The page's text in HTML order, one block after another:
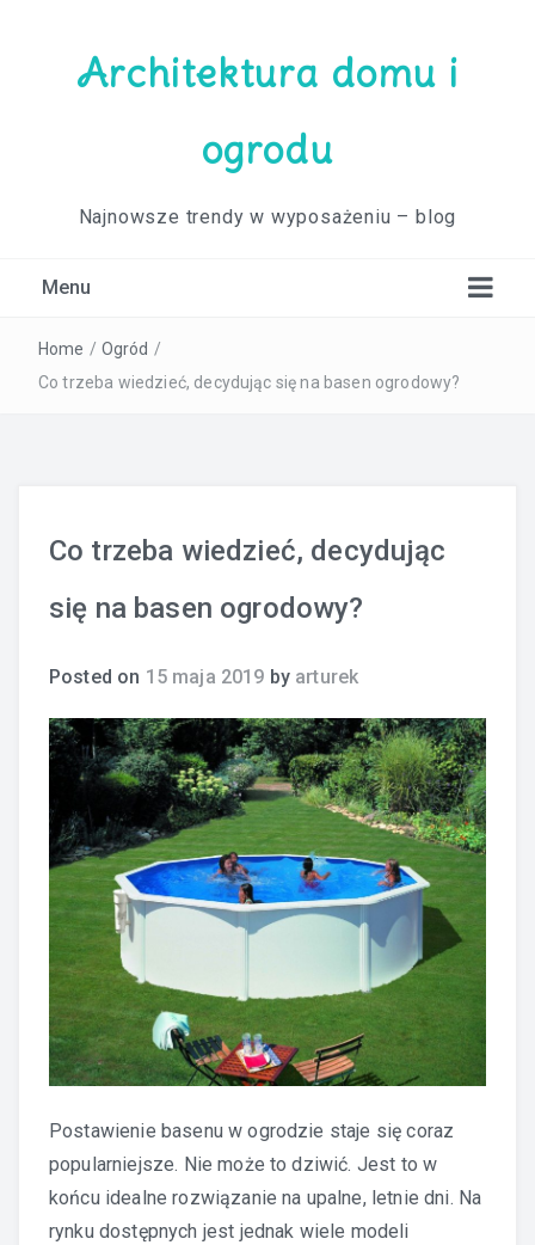
Architektura domu i
ogrodu
Najnowsze trendy w wyposażeniu – blog
Menu
Home / Ogród /
Co trzeba wiedzieć, decydując się na basen ogrodowy?
Co trzeba wiedzieć, decydując
się na basen ogrodowy?
Posted on 15 maja 2019 by arturek
Postawienie basenu w ogrodzie staje się coraz
popularniejsze. Nie może to dziwić. Jest to w
końcu idealne rozwiązanie na upalne, letnie dni. Na
rynku dostępnych jest jednak wiele modeli